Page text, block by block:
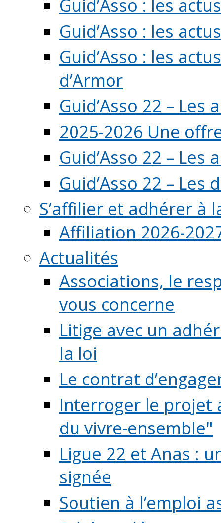
Guid’Asso : les
Guid’Asso : les
Guid’Asso : les
d’Armor
Guid’Asso 22 – Les
2025-2026 Une
Guid’Asso 22 –
Guid’Asso 22 – Les
S’affilier et adhérer à
Affiliation 2026-
Actualités
Associations, le
vous concerne
Litige avec un
la loi
Le contrat
Interroger le projet
du vivre-ensemble"
Ligue 22 et Anas :
signée
Soutien à l’emploi